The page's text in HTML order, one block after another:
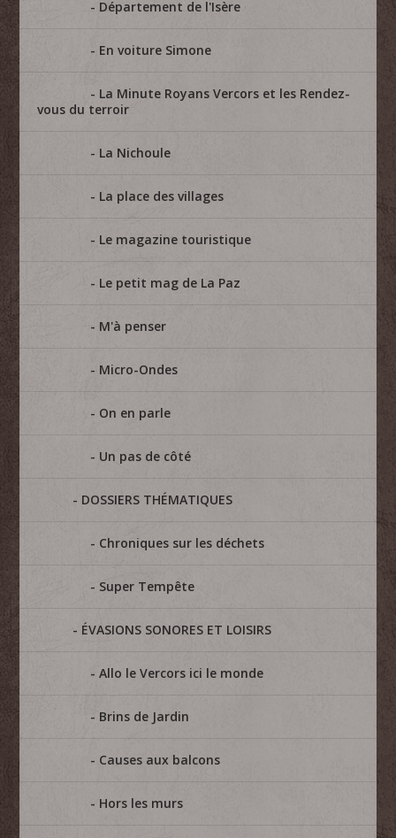
Département de l'Isère
En voiture Simone
La Minute Royans Vercors et les Rendez-
vous du terroir
La Nichoule
La place des villages
Le magazine touristique
Le petit mag de La Paz
M'à penser
Micro-Ondes
On en parle
Un pas de côté
DOSSIERS THÉMATIQUES
Chroniques sur les déchets
Super Tempête
ÉVASIONS SONORES ET LOISIRS
Allo le Vercors ici le monde
Brins de Jardin
Causes aux balcons
Hors les murs